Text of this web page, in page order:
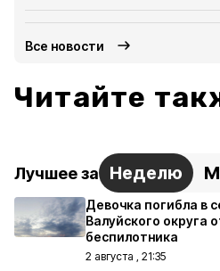
Все новости
Читайте
Лучшее за Неделю
Девочка погибла в
Валуйского округа
беспилотника
2 августа , 21:35